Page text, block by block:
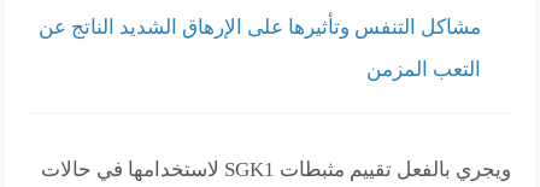
مشاكل التنفس وتأثيرها على الإرهاق الشديد الناتج عن
التعب المزمن
ويجري بالفعل تقييم مثبطات SGK1 لاستخدامها في حالات